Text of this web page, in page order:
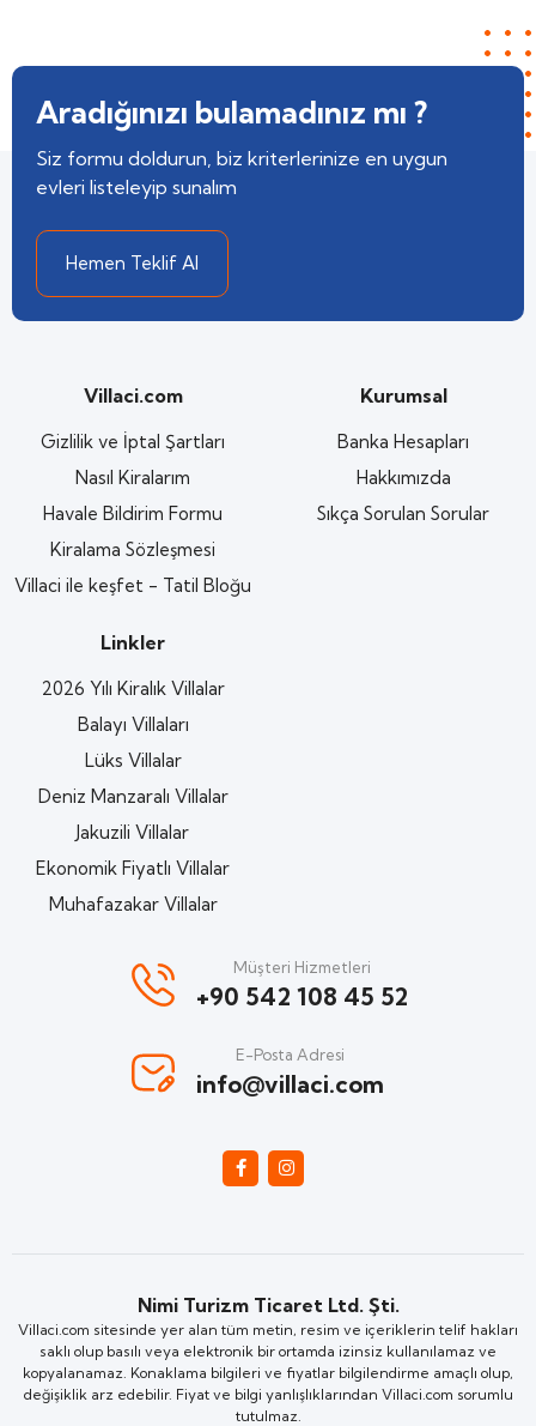
Aradığınızı bulamadınız mı ?
Siz formu doldurun, biz kriterlerinize en uygun
evleri listeleyip sunalım
Hemen Teklif Al
Villaci.com
Gizlilik ve İptal Şartları
Nasıl Kiralarım
Havale Bildirim Formu
Kiralama Sözleşmesi
Villaci ile keşfet - Tatil Bloğu
Kurumsal
Banka Hesapları
Hakkımızda
Sıkça Sorulan Sorular
Linkler
2026 Yılı Kiralık Villalar
Balayı Villaları
Lüks Villalar
Deniz Manzaralı Villalar
Jakuzili Villalar
Ekonomik Fiyatlı Villalar
Muhafazakar Villalar
Müşteri Hizmetleri
+90 542 108 45 52
E-Posta Adresi
info@villaci.com
Nimi Turizm Ticaret Ltd. Şti.
Villaci.com sitesinde yer alan tüm metin, resim ve içeriklerin telif hakları
saklı olup basılı veya elektronik bir ortamda izinsiz kullanılamaz ve
kopyalanamaz. Konaklama bilgileri ve fiyatlar bilgilendirme amaçlı olup,
değişiklik arz edebilir. Fiyat ve bilgi yanlışlıklarından Villaci.com sorumlu
tutulmaz.